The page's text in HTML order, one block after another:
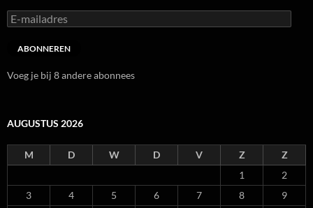
E-
mailadres
ABONNEREN
Voeg je bij 8 andere abonnees
AUGUSTUS 2026
M D W D V Z
Z
1
2
3
4 5 6 7 8
9